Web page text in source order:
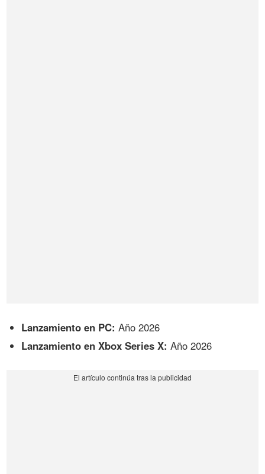
Lanzamiento en PC: Año 2026
Lanzamiento en Xbox Series X: Año 2026